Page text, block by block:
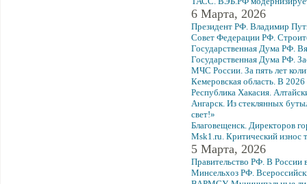
6 Марта, 2026
Президент РФ. Владимир
Совет Федерации РФ.
Государственная Дума РФ.
Государственная Дума РФ.
МЧС России. За пять лет
Кемеровская область. В
Республика Хакасия.
Ангарск. Из стеклянных
свет!»
Благовещенск. Директоров
Msk1.ru. Критический износ
5 Марта, 2026
Правительство РФ. В России
Минсельхоз РФ.